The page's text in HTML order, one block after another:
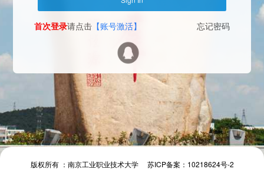
首次登录请点击 【账号激活】 忘记密码
Send verification code
The camera will be turned on soon. Please pay attention to your privacy
微信扫一扫
首次登录请点击【账号激活】 忘记密码
版权所有 ：南京工业职业技术大学 苏ICP备案：10218624号-2